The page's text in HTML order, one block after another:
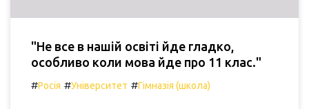
"Не все в нашій освіті йде гладко,
особливо коли мова йде про 11 клас."
#Росія #Університет #Гімназія (школа)